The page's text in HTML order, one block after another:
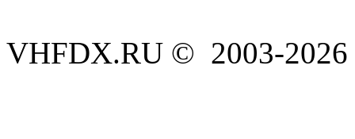
VHFDX.RU © 2003-2026